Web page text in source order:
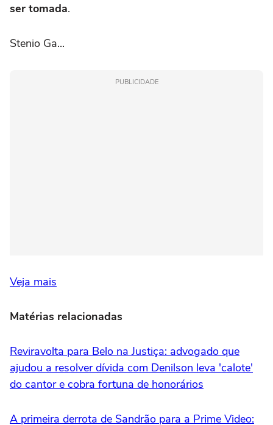
ser tomada.
Stenio Ga...
PUBLICIDADE
Veja mais
Matérias relacionadas
Reviravolta para Belo na Justiça: advogado que
ajudou a resolver dívida com Denilson leva 'calote'
do cantor e cobra fortuna de honorários
A primeira derrota de Sandrão para a Prime Video: